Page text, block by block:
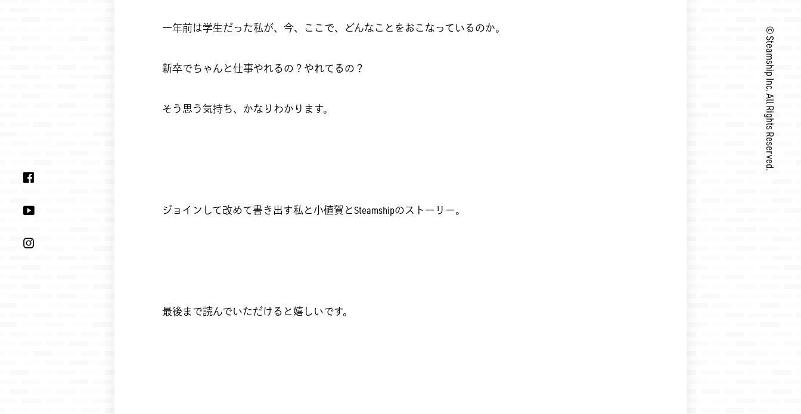
一年前は学生だった私が、今、ここで、どんなことをおこなっているのか。
新卒でちゃんと仕事やれるの？やれてるの？
そう思う気持ち、かなりわかります。
ジョインして改めて書き出す私と小値賀とSteamshipのストーリー。
最後まで読んでいただけると嬉しいです。
©︎ Steamship Inc.
All Rights Reserved.